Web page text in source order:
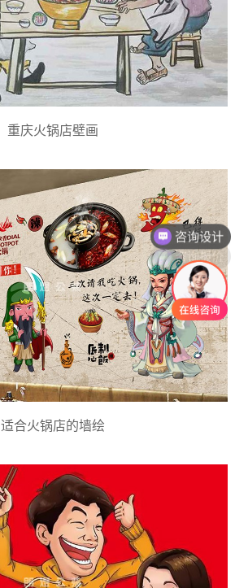
重庆火锅店壁画
适合火锅店的墙绘
咨询报价